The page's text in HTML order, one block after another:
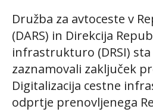
Družba za avtoceste v
(DARS) in Direkcija
infrastrukturo (DRSI)
zaznamovali zaključek
Digitalizacija cestne
odprtje prenovljenega